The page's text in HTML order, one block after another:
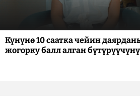
Күнүнө 10 саатка чейин
жогорку балл алган